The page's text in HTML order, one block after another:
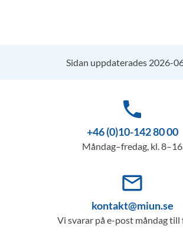
Sidan uppdaterades 2026-
phone
+46 (0)10-142 80 00
Måndag–fredag, kl. 8–16
mail_outline
kontakt@miun.se
Vi svarar på e-post måndag till